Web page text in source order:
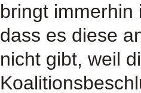
bringt immerhin
dass es diese
nicht gibt, weil